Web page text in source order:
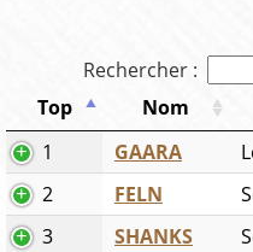
Rechercher :
Top
Nom
1
GAARA
2
FELN
3
SHANKS